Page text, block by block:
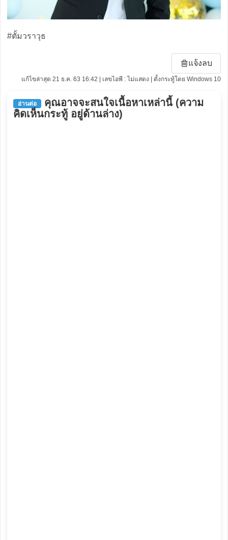
#ตั้มวราวุธ
แจ้งลบ
แก้ไขล่าสุด 21 ธ.ค. 63 16:42 | เลขไอพี : ไม่แสดง | ตั้งกระทู้โดย Windows 10
อ่านต่อ
คุณอาจจะสนใจเนื้อหาเหล่านี้ (ความ
คิดเห็นกระทู้ อยู่ด้านล่าง)